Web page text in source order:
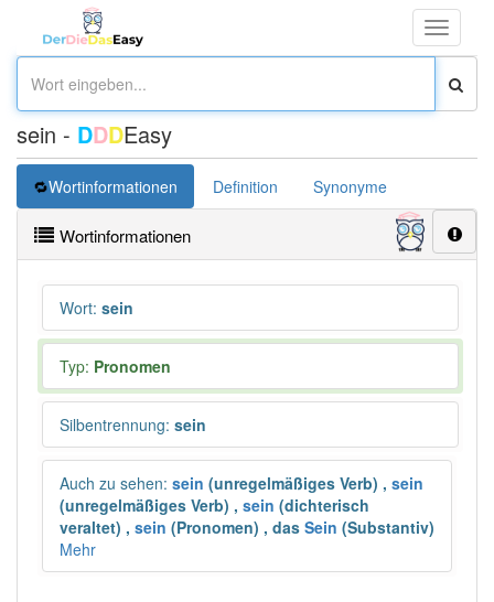
Toggle
sein - DDDEasy
Wortinformationen Definition Synonyme
Wortinformationen
Wort: sein
Typ: Pronomen
Silbentrennung: sein
Auch zu sehen: sein (unregelmäßiges Verb) , sein
(unregelmäßiges Verb) , sein (dichterisch
veraltet) , sein (Pronomen) , das Sein (Substantiv)
Mehr